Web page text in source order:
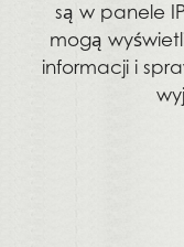
są w panele
mogą
informacji i